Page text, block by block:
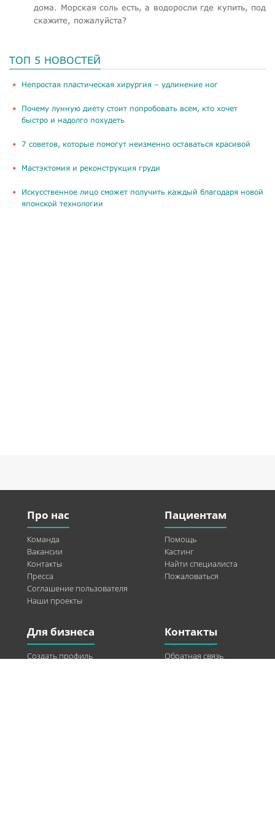
дома. Морская соль есть, а водоросли где купить, под
скажите, пожалуйста?
ТОП 5 НОВОСТЕЙ
​Непростая пластическая хирургия – удлинение ног
Почему лунную диету стоит попробовать всем, кто хочет
быстро и надолго похудеть
​7 советов, которые помогут неизменно оставаться красивой
Мастэктомия и реконструкция груди
Искусственное лицо сможет получить каждый благодаря новой
японской технологии
Про нас
Команда
Вакансии
Контакты
Пресса
Соглашение пользователя
Наши проекты
Пациентам
Помощь
Кастинг
Найти специалиста
Пожаловаться
Для бизнеса
Создать профиль
Контакты
Обратная связь